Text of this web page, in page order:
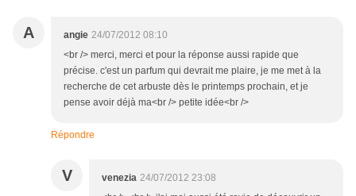
A angie 24/07/2012 08:10
<br /> merci, merci et pour la réponse aussi rapide que
précise. c'est un parfum qui devrait me plaire, je me met à la
recherche de cet arbuste dès le printemps prochain, et je
pense avoir déjà ma<br /> petite idée<br />
Répondre
V venezia 24/07/2012 23:08